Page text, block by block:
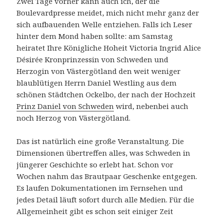
Boulevardpresse meidet, mich nicht mehr ganz der
sich aufbauenden Welle entziehen. Falls ich Leser
hinter dem Mond haben sollte: am Samstag
heiratet Ihre Königliche Hoheit Victoria Ingrid Alice
Désirée Kronprinzessin von Schweden und
Herzogin von Västergötland den weit weniger
blaublütigen Herrn Daniel Westling aus dem
schönen Städtchen Ockelbo, der nach der Hochzeit
Prinz Daniel von Schweden wird, nebenbei auch
noch Herzog von Västergötland.
Das ist natürlich eine große Veranstaltung. Die
Dimensionen übertreffen alles, was Schweden in
jüngerer Geschichte so erlebt hat. Schon vor
Wochen nahm das Brautpaar Geschenke entgegen.
Es laufen Dokumentationen im Fernsehen und
jedes Detail läuft sofort durch alle Medien. Für die
Allgemeinheit gibt es schon seit einiger Zeit